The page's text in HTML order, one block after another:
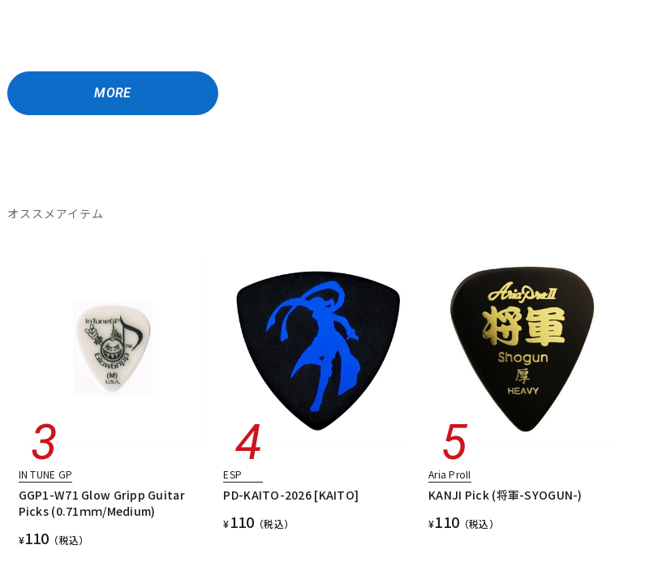
MORE
オススメアイテム
IN TUNE GP
GGP1-W71 Glow Gripp Guitar
Picks (0.71ｍｍ/Medium)
¥110 （税込）
ESP
PD-KAITO-2026 [KAITO]
¥110 （税込）
Aria ProII
KANJI Pick (将軍-SYOGUN-)
¥110 （税込）